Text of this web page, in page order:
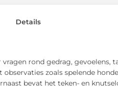
rond gedrag, gevoelens,
zoals spelende
bevat het teken- en
Details